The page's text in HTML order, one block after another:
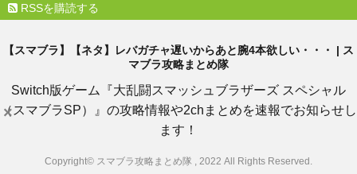
RSSを購読する
×
【スマブラ】【ネタ】レバガチャ遅いからあと腕4本欲しい・・・ | ス
マブラ攻略まとめ隊
Switch版ゲーム『大乱闘スマッシュブラザーズ スペシャル
（スマブラSP）』の攻略情報や2chまとめを速報でお知らせし
ます！
Copyright© スマブラ攻略まとめ隊 , 2022 All Rights Reserved.